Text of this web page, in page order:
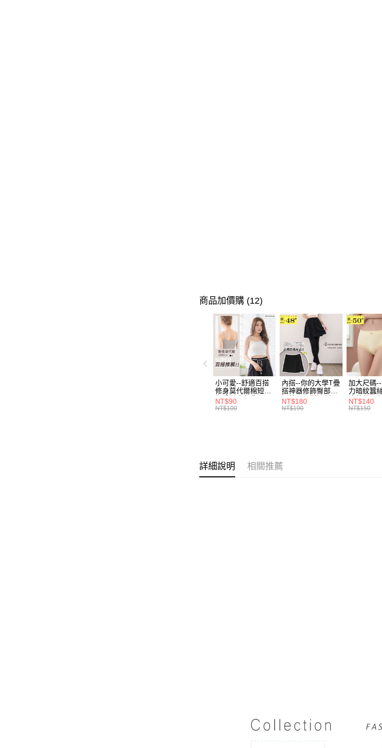
商品加價購 (12)
小可愛--舒適百搭
修身莫代爾棉短版
細肩帶素色背心
(白.黑.灰L-2L)-
NT$90
NT$100
內搭--你的大學T疊
搭神器修飾臀部下
擺萬用內搭裙/遮臀
裙(黑2L-6L)-Q155
NT$180
NT$190
加大尺碼
力暗紋蠶
痕蕾絲三
(白.粉.藍.
NT$140
NT$150
詳細說明 相關推薦